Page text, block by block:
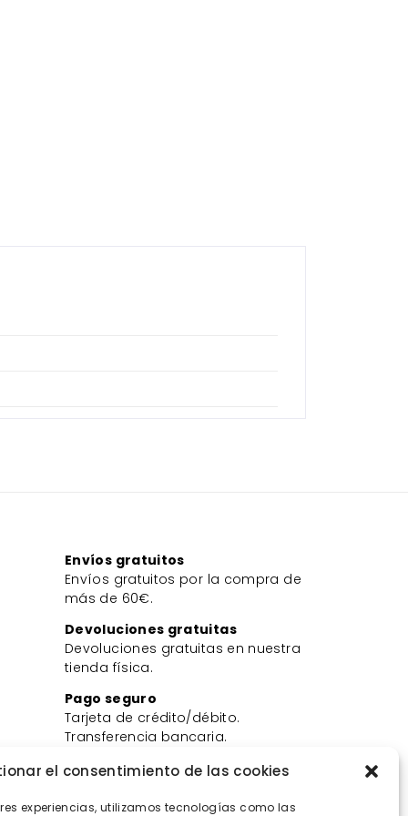
el consentimiento de las cookies
experiencias, utilizamos tecnologías como las
Envíos gratuitos
Envíos gratuitos por la compra de
más de 60€.
Devoluciones gratuitas
Devoluciones gratuitas en nuestra
tienda física.
Pago seguro
Tarjeta de crédito/débito.
Transferencia bancaria.